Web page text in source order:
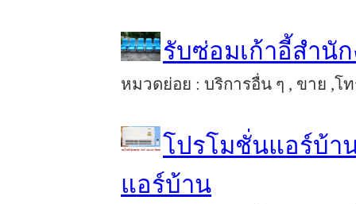
รับซ่อมเก้าอี้สำนั
หมวดย่อย : บริการอื่น ๆ , ขาย ,โท
โปรโมชั่นแอร์บ้า
แอร์บ้าน